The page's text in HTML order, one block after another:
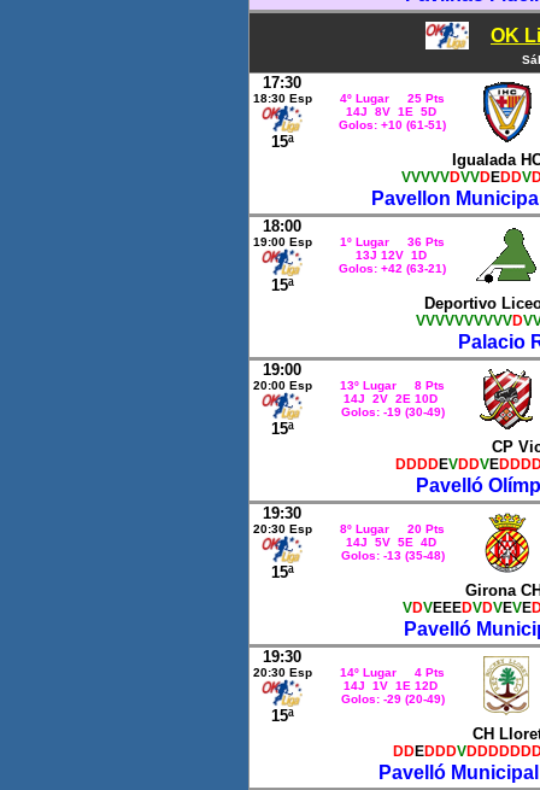
OK
17:30
18:30 Esp
15ª
4º Lugar 25 Pts
14J 8V 1E 5D
Golos: +10 (61-51)
Igualada
VVVVVDVVDEDDV
Pavellon
18:00
19:00 Esp
15ª
1º Lugar 36 Pts
13J 12V 1D
Golos: +42 (63-21)
Deportivo
VVVVVVVVVVD
Palacio
19:00
20:00 Esp
15ª
13º Lugar 8 Pts
14J 2V 2E 10D
Golos: -19 (30-49)
CP
DDDDEVDDVE
Pavelló
19:30
20:30 Esp
15ª
8º Lugar 20 Pts
14J 5V 5E 4D
Golos: -13 (35-48)
Girona
VDVEEEDVDVEVE
Pavelló
19:30
20:30 Esp
15ª
14º Lugar 4 Pts
14J 1V 1E 12D
Golos: -29 (20-49)
CH
DDEDDDV
Pavelló